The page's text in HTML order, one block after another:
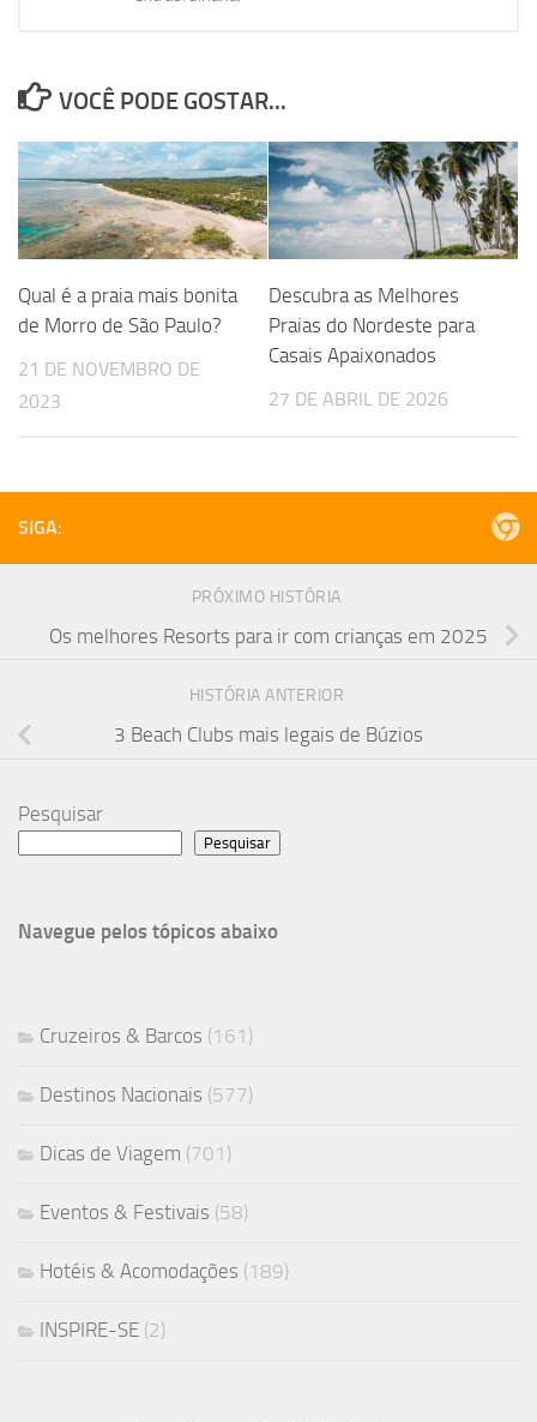
VOCÊ PODE GOSTAR...
Qual é a praia mais bonita
de Morro de São Paulo?
21 DE NOVEMBRO DE
2023
Descubra as Melhores
Praias do Nordeste para
Casais Apaixonados
27 DE ABRIL DE 2026
SIGA:
PRÓXIMO HISTÓRIA
Os melhores Resorts para ir com crianças em 2025
HISTÓRIA ANTERIOR
3 Beach Clubs mais legais de Búzios
Pesquisar
Pesquisar
Navegue pelos tópicos abaixo
Cruzeiros & Barcos (161)
Destinos Nacionais (577)
Dicas de Viagem (701)
Eventos & Festivais (58)
Hotéis & Acomodações (189)
INSPIRE-SE (2)